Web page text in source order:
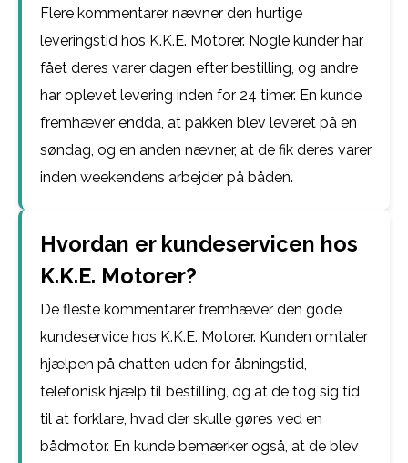
Flere kommentarer nævner den hurtige
leveringstid hos K.K.E. Motorer. Nogle kunder har
fået deres varer dagen efter bestilling, og andre
har oplevet levering inden for 24 timer. En kunde
fremhæver endda, at pakken blev leveret på en
søndag, og en anden nævner, at de fik deres varer
inden weekendens arbejder på båden.
Hvordan er kundeservicen hos
K.K.E. Motorer?
De fleste kommentarer fremhæver den gode
kundeservice hos K.K.E. Motorer. Kunden omtaler
hjælpen på chatten uden for åbningstid,
telefonisk hjælp til bestilling, og at de tog sig tid
til at forklare, hvad der skulle gøres ved en
bådmotor. En kunde bemærker også, at de blev